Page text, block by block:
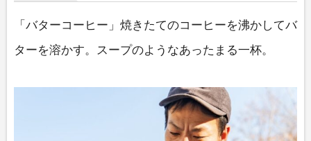
「バターコーヒー」焼きたてのコーヒーを沸かしてバ
ターを溶かす。スープのようなあったまる一杯。